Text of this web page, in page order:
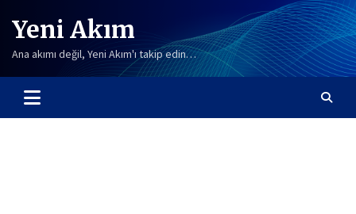
content
Yeni Akım
Ana akımı değil, Yeni Akım'ı takip edin…